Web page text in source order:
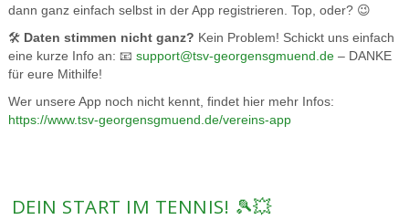
dann ganz einfach selbst in der App registrieren. Top, oder? 😉
🛠️ Daten stimmen nicht ganz? Kein Problem! Schickt uns einfach
eine kurze Info an: 📧 support@tsv-georgensgmuend.de– DANKE
für eure Mithilfe!
Wer unsere App noch nicht kennt, findet hier mehr Infos:
https://www.tsv-georgensgmuend.de/vereins-app
DEIN START IM TENNIS! 🎾💥